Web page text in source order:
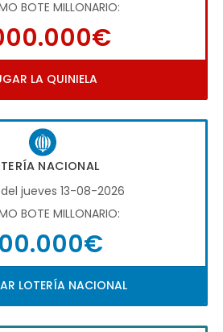
BOTE MILLONARIO:
LA QUINIELA
NACIONAL
jueves 13-08-2026
BOTE MILLONARIO:
LOTERÍA NACIONAL